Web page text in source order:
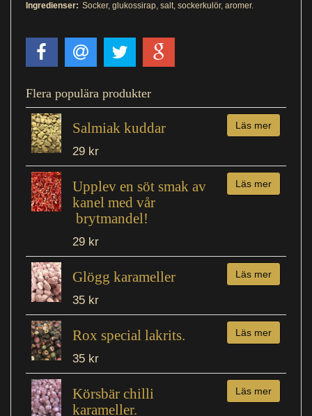
Ingredienser: Socker, glukossirap, salt, sockerkulör, aromer.
Flera populära produkter
Salmiak kuddar
29 kr
Läs mer
Upplev en söt smak av
kanel med vår
brytmandel!
29 kr
Läs mer
Glögg karameller
35 kr
Läs mer
Rox special lakrits.
35 kr
Läs mer
Körsbär chilli
karameller.
Läs mer